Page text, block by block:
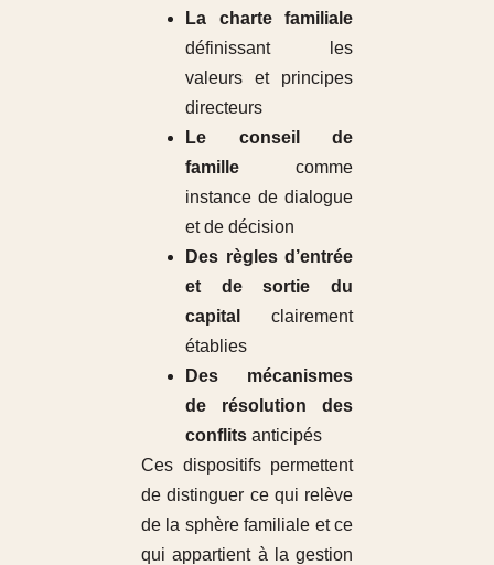
La charte familiale
définissant les
valeurs et principes
directeurs
Le conseil de
famillecomme
instance de dialogue
et de décision
Des règles d’entrée
et de sortie du
capital
clairement
établies
Des mécanismes
de résolution des
conflitsanticipés
Ces dispositifs permettent
de distinguer ce qui relève
de la sphère familiale et ce
qui appartient à la gestion